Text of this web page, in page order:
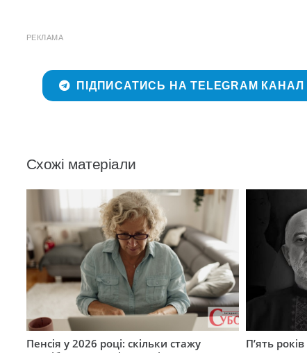
РЕКЛАМА
ПІДПИСАТИСЬ НА TELEGRAM КАНАЛ
Схожі матеріали
Пенсія у 2026 році: скільки стажу
П’ять